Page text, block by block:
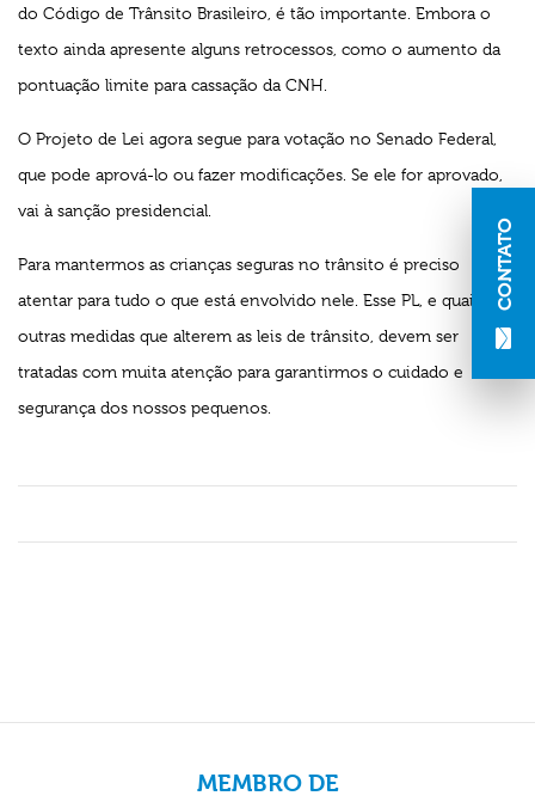
do Código de Trânsito Brasileiro, é tão importante. Embora o
texto ainda apresente alguns retrocessos, como o aumento da
pontuação limite para cassação da CNH.
O Projeto de Lei agora segue para votação no Senado Federal,
que pode aprová-lo ou fazer modificações. Se ele for aprovado,
vai à sanção presidencial.
Para mantermos as crianças seguras no trânsito é preciso
atentar para tudo o que está envolvido nele. Esse PL, e quaisquer
outras medidas que alterem as leis de trânsito, devem ser
tratadas com muita atenção para garantirmos o cuidado e
segurança dos nossos pequenos.
MEMBRO DE
CONTATO